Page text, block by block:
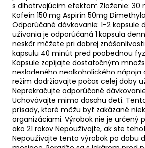
s dlhotrvajúcim efektom Zloženie: 30
Kofeín 150 mg Aspirín 50mg
Odporúčané dávkovanie: 1-2 kapsule
užívania je odporúčaná 1 kapsula
neskôr môžete pri dobrej
kapsulu 40 minút pred poobednou
Kapsule zapíjajte dostatočným
nesladeného nealkoholického
režim dodržiavajte počas celej doby
Neprekračujte odporúčané
Uchovávajte mimo dosahu detí.
prísady, ktoré môžu byť zakázané
organizáciami. Výrobok nie je určený
ako 21 rokov Nepoužívajte, ak ste
Nepoužívajte tento výrobok po dobu